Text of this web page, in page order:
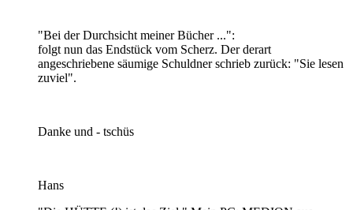
"Bei der Durchsicht meiner Bücher ...":
folgt nun das Endstück vom Scherz. Der derart
angeschriebene säumige Schuldner schrieb zurück: "Sie lesen
zuviel".
Danke und - tschüs
Hans